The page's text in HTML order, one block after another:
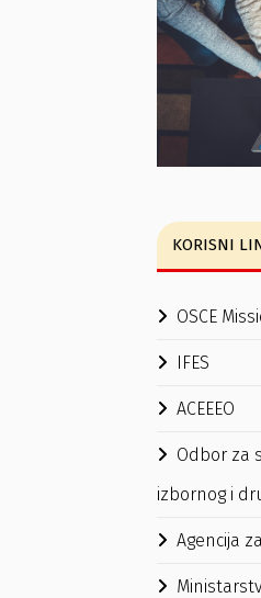
KORISNI
OSCE
IFES
ACEEEO
Odbor za
izbornog i
Agencija